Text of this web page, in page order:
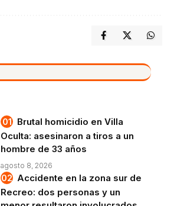
Brutal homicidio en Villa
Oculta: asesinaron a tiros a un
hombre de 33 años
agosto 8, 2026
Accidente en la zona sur de
Recreo: dos personas y un